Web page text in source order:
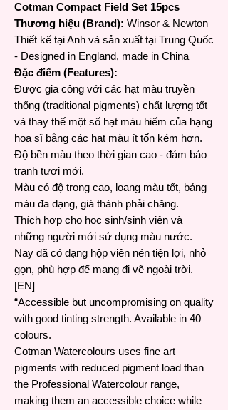
Cotman Compact Field Set 15pcs
Thương hiệu (Brand): Winsor & Newton
Thiết kế tại Anh và sản xuất tại Trung Quốc
- Designed in England, made in China
Đặc điểm (Features):
Được gia công với các hạt màu truyền
thống (traditional pigments) chất lượng tốt
và thay thế một số hạt màu hiếm của hạng
hoạ sĩ bằng các hạt màu ít tốn kém hơn.
Độ bền màu theo thời gian cao - đảm bảo
tranh tươi mới.
Màu có độ trong cao, loang màu tốt, bảng
màu đa dạng, giá thành phải chăng.
Thích hợp cho học sinh/sinh viên và
những người mới sử dụng màu nước.
Nay đã có dạng hộp viên nén tiện lợi, nhỏ
gọn, phù hợp để mang đi vẽ ngoài trời.
[EN]
“Accessible but uncompromising on quality
with good tinting strength. Available in 40
colours.
Cotman Watercolours uses fine art
pigments with reduced pigment load than
the Professional Watercolour range,
making them an accessible choice while